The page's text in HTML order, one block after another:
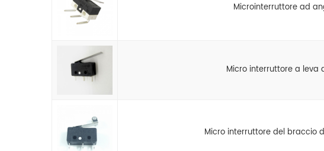
Microinterruttore ad
Micro interruttore a leva
Micro interruttore del braccio